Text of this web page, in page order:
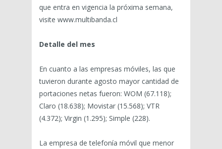
que entra en vigencia la próxima semana,
visite www.multibanda.cl
Detalle del mes
En cuanto a las empresas móviles, las que
tuvieron durante agosto mayor cantidad de
portaciones netas fueron: WOM (67.118);
Claro (18.638); Movistar (15.568); VTR
(4.372); Virgin (1.295); Simple (228).
La empresa de telefonía móvil que menor